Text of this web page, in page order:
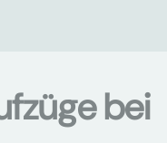
bei